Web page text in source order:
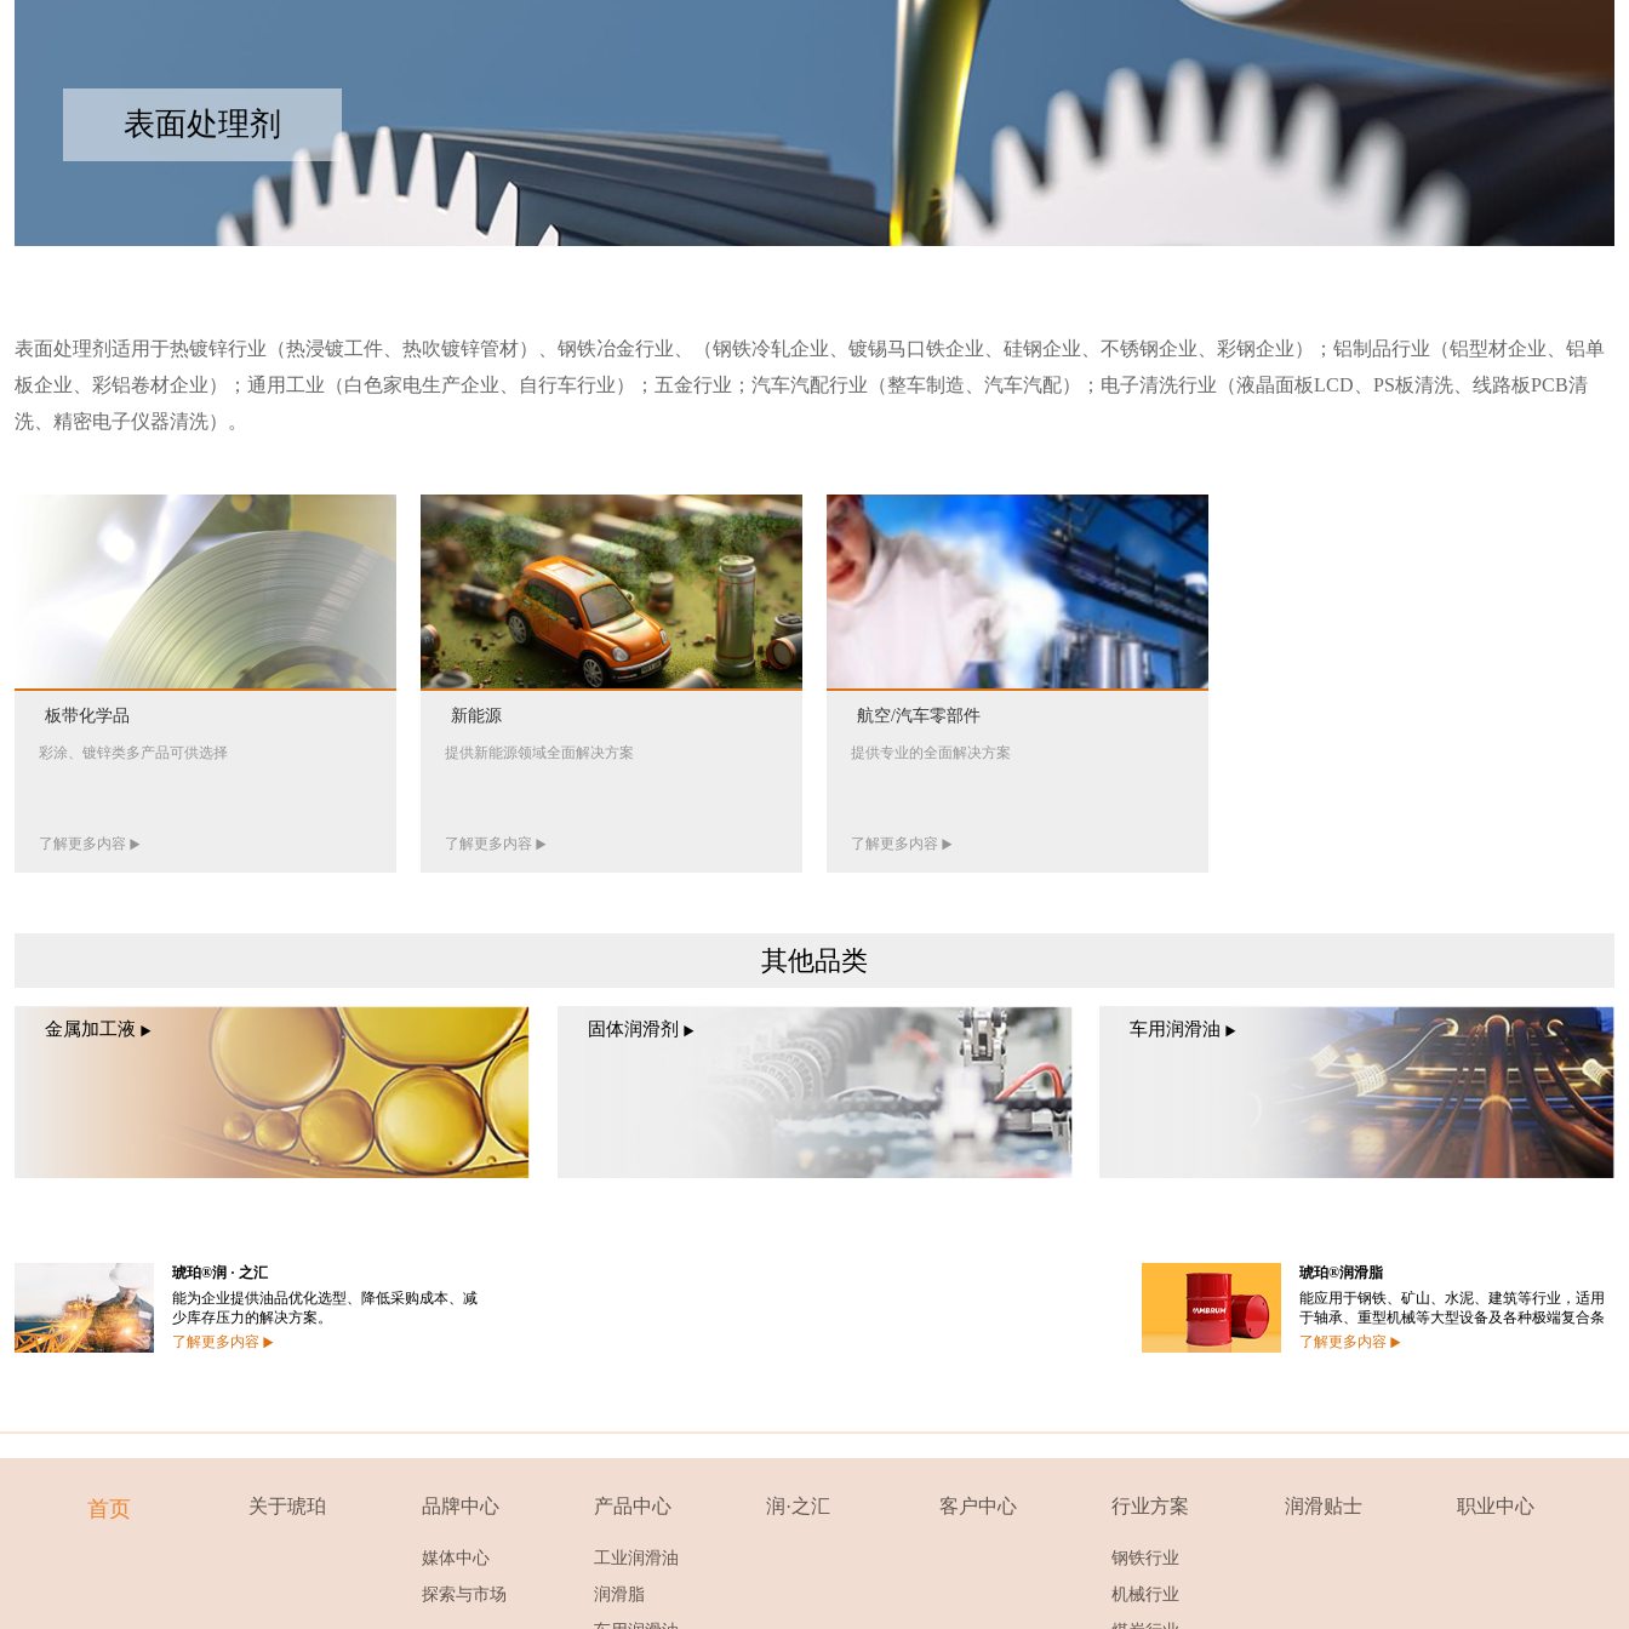
表面处理剂
表面处理剂适用于热镀锌行业（热浸镀工件、热吹镀锌管材）、钢铁冶金行业、（钢铁冷轧企业、镀锡马口铁企业、硅钢企业、不锈钢企业、彩钢企业）；铝制品行业（铝型材企业、铝单
板企业、彩铝卷材企业）；通用工业（白色家电生产企业、自行车行业）；五金行业；汽车汽配行业（整车制造、汽车汽配）；电子清洗行业（液晶面板LCD、PS板清洗、线路板PCB清
洗、精密电子仪器清洗）。
板带化学品
彩涂、镀锌类多产品可供选择
了解更多内容
新能源
提供新能源领域全面解决方案
了解更多内容
航空/汽车零部件
提供专业的全面解决方案
了解更多内容
其他品类
金属加工液 固体润滑剂 车用润滑油
琥珀®润 · 之汇
能为企业提供油品优化选型、降低采购成本、减
少库存压力的解决方案。
了解更多内容
琥珀®润滑脂
能应用于钢铁、矿山、水泥、建筑等行业，适用
于轴承、重型机械等大型设备及各种极端复合条
件下的润滑。
了解更多内容
首页 关于琥珀 品牌中心
媒体中心
探索与市场
产品中心
工业润滑油
润滑脂
润·之汇 客户中心 行业方案
钢铁行业
机械行业
润滑贴士 职业中心